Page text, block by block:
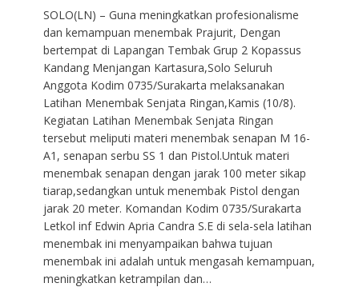
SOLO(LN) – Guna meningkatkan profesionalisme
dan kemampuan menembak Prajurit, Dengan
bertempat di Lapangan Tembak Grup 2 Kopassus
Kandang Menjangan Kartasura,Solo Seluruh
Anggota Kodim 0735/Surakarta melaksanakan
Latihan Menembak Senjata Ringan,Kamis (10/8).
Kegiatan Latihan Menembak Senjata Ringan
tersebut meliputi materi menembak senapan M 16-
A1, senapan serbu SS 1 dan Pistol.Untuk materi
menembak senapan dengan jarak 100 meter sikap
tiarap,sedangkan untuk menembak Pistol dengan
jarak 20 meter. Komandan Kodim 0735/Surakarta
Letkol inf Edwin Apria Candra S.E di sela-sela latihan
menembak ini menyampaikan bahwa tujuan
menembak ini adalah untuk mengasah kemampuan,
meningkatkan ketrampilan dan…